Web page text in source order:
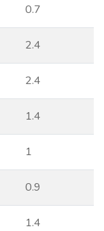
0.7
2.4
2.4
1.4
1
0.9
1.4